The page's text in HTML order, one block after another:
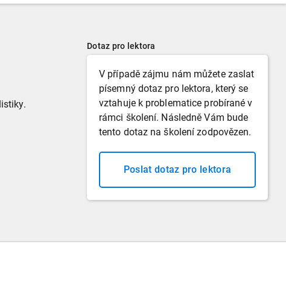
Dotaz pro lektora
V případě zájmu nám můžete zaslat
písemný dotaz pro lektora, který se
vztahuje k problematice probírané v
rámci školení. Následně Vám bude
tento dotaz na školení zodpovězen.
Poslat dotaz pro lektora